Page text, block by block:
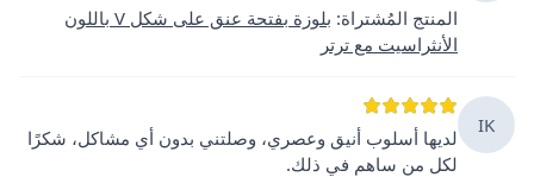
المنتج المُشتراة:
بلوزة بفتحة عنق على شكل V باللون
الأنثراسيت مع ترتر
IK
لديها أسلوب أنيق وعصري، وصلتني بدون أي مشاكل، شكرًا
لكل من ساهم في ذلك.